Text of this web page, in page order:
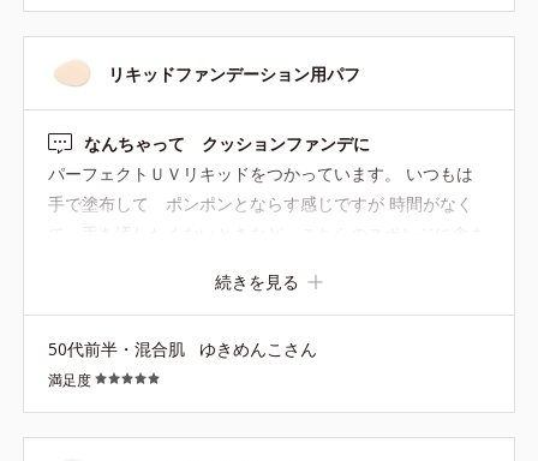
リキッドファンデーション用パフ
なんちゃって クッションファンデに
パーフェクトＵＶリキッドをつかっています。 いつもは
手で塗布して ポンポンとならす感じですが 時間がなく
は 直接塗布より落ちるけど このやり方は「なんちゃっ
で 気に入っています。
続きを見る
50代前半・混合肌 ゆきめんこさん
満足度